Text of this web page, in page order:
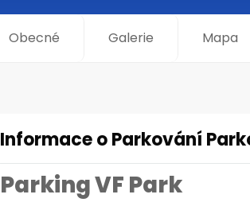
Obecné Galerie Mapa
Informace o Parkování
Parking VF Park